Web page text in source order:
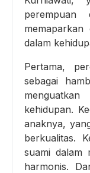
dalam
Pertama,
sebagai
kehidupan.
anaknya,
berkualitas.
suami dalam
harmonis.